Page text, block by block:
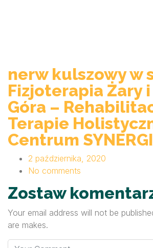
nerw kulszowy w
Fizjoterapia Żary
Góra –
Terapie
Centrum
2 października, 2020
No comments
Zostaw
Your email address will not be
are makes.